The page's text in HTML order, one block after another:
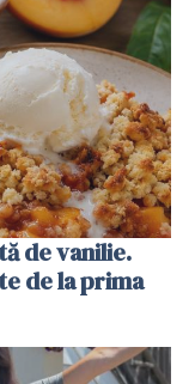
de vanilie.
de la prima